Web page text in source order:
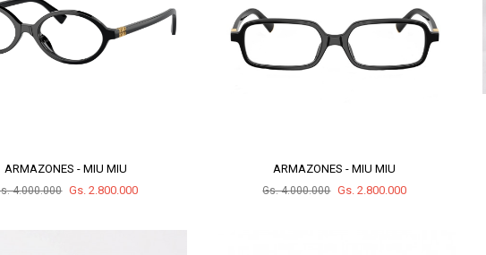
ARMAZONES - MIU MIU
4.000.000 Gs. 2.800.000
ARMAZONES - MIU MIU
Gs. 4.000.000 Gs. 2.800.000